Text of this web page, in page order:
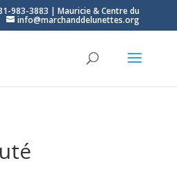
983-3883 | Mauricie & Centre du
info@marchanddelunettes.org